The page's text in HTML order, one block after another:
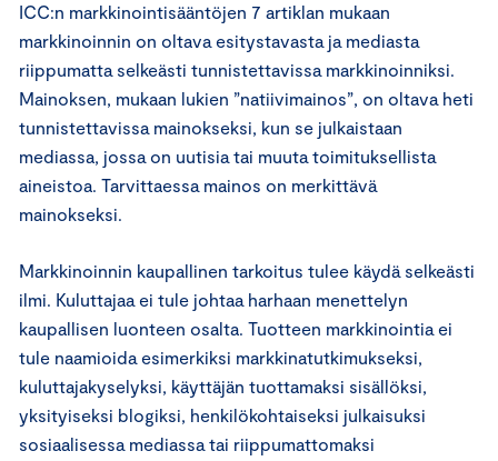
ICC:n markkinointisääntöjen 7 artiklan mukaan
markkinoinnin on oltava esitystavasta ja mediasta
riippumatta selkeästi tunnistettavissa markkinoinniksi.
Mainoksen, mukaan lukien ”natiivimainos”, on oltava heti
tunnistettavissa mainokseksi, kun se julkaistaan
mediassa, jossa on uutisia tai muuta toimituksellista
aineistoa. Tarvittaessa mainos on merkittävä
mainokseksi.
Markkinoinnin kaupallinen tarkoitus tulee käydä selkeästi
ilmi. Kuluttajaa ei tule johtaa harhaan menettelyn
kaupallisen luonteen osalta. Tuotteen markkinointia ei
tule naamioida esimerkiksi markkinatutkimukseksi,
kuluttajakyselyksi, käyttäjän tuottamaksi sisällöksi,
yksityiseksi blogiksi, henkilökohtaiseksi julkaisuksi
sosiaalisessa mediassa tai riippumattomaksi